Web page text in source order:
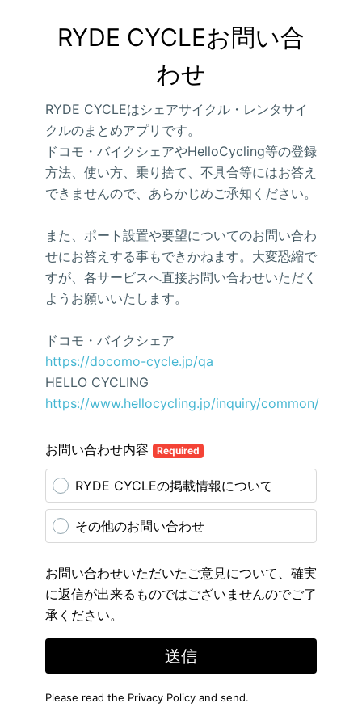
RYDE CYCLEお問い合
わせ
RYDE CYCLEはシェアサイクル・レンタサイ
クルのまとめアプリです。
ドコモ・バイクシェアやHelloCycling等の登録
方法、使い方、乗り捨て、不具合等にはお答え
できませんので、あらかじめご承知ください。
また、ポート設置や要望についてのお問い合わ
せにお答えする事もできかねます。大変恐縮で
すが、各サービスへ直接お問い合わせいただく
ようお願いいたします。
ドコモ・バイクシェア
https://docomo-cycle.jp/qa
HELLO CYCLING
https://www.hellocycling.jp/inquiry/common/
お問い合わせ内容 Required
RYDE CYCLEの掲載情報について
その他のお問い合わせ
お問い合わせいただいたご意見について、確実
に返信が出来るものではございませんのでご了
承ください。
送信
Please read the Privacy Policy and send.